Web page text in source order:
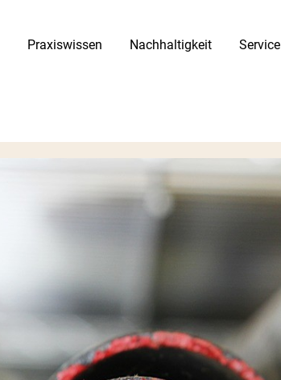
Praxiswissen Nachhaltigkeit Service